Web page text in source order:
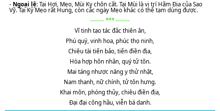
- Ngoại lệ: Tại Hợi, Mẹo, Mùi Kỵ chôn cất. Tại Mùi là vị trí Hãm Địa của Sao
Vỹ. Tại Kỷ Mẹo rất Hung, còn các ngày Mẹo khác có thể tạm dùng được.
------- *** -------
Vĩ tinh tạo tác đắc thiên ân,
Phú quý, vinh hoa, phúc thọ ninh,
Chiêu tài tiến bảo, tiến điền địa,
Hòa hợp hôn nhân, quý tử tôn.
Mai táng nhược năng y thử nhật,
Nam thanh, nữ chính, tử tôn hưng.
Khai môn, phóng thủy, chiêu điền địa,
Đại đại công hầu, viễn bá danh.